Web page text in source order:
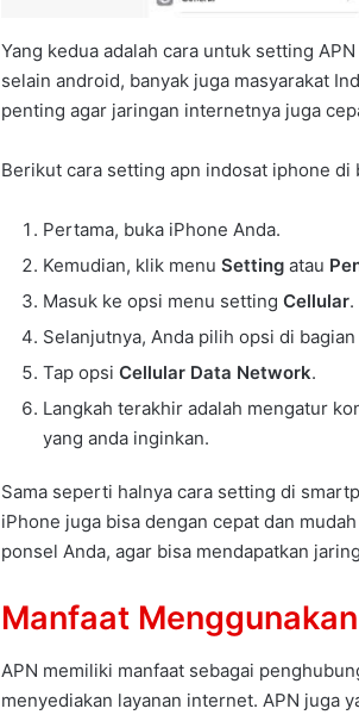
Yang kedua adalah cara untuk setting
selain android, banyak juga masyarakat
penting agar jaringan internetnya juga
Berikut cara setting apn indosat iphone di
Pertama, buka iPhone Anda.
Kemudian, klik menu Setting atau
Masuk ke opsi menu setting Cellular.
Selanjutnya, Anda pilih opsi di
Tap opsi Cellular Data Network.
Langkah terakhir adalah mengatur
yang anda inginkan.
Sama seperti halnya cara setting di
iPhone juga bisa dengan cepat dan
ponsel Anda, agar bisa mendapatkan
Manfaat
APN memiliki manfaat sebagai
menyediakan layanan internet. APN juga